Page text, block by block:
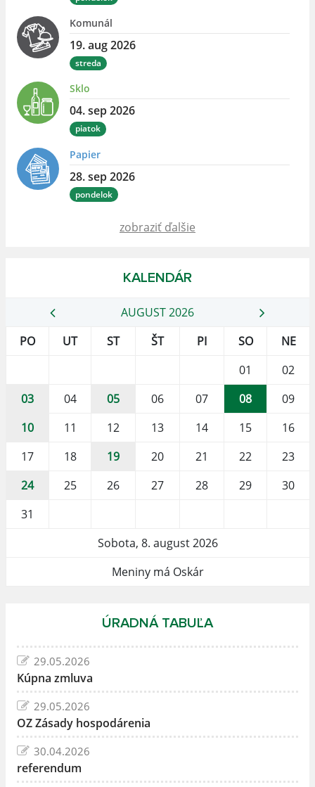
Komunál
19. aug 2026
streda
Sklo
04. sep 2026
piatok
Papier
28. sep 2026
pondelok
zobraziť ďalšie
KALENDÁR
AUGUST 2026
PO
UT ST ŠT PI SO
NE
01
02
03
04 05 06 07 08
09
10
11 12 13 14 15
16
17
18 19 20 21 22
23
24
25 26 27 28 29
30
31
Sobota, 8. august 2026
Meniny má Oskár
ÚRADNÁ TABUĽA
29.05.2026
Kúpna zmluva
29.05.2026
OZ Zásady hospodárenia
30.04.2026
referendum